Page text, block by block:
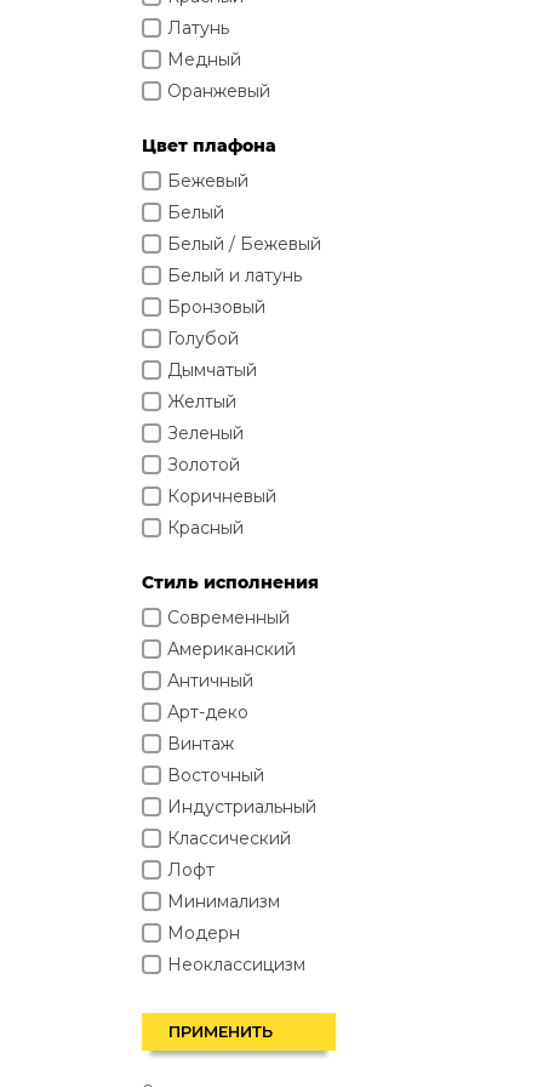
Подбор, производство и комплектация по вашему дизайн-проекту
Все категории товаров
Латунь
Медный
Оранжевый
Разные цвета
Розовое золото
Розовый
Светлое дерево
Серый
Синий
Темное дерево
Хром
Черный
Цвет плафона
Бежевый
Белый
Белый / Бежевый
Белый и латунь
Бронзовый
Голубой
Дымчатый
Желтый
Зеленый
Золотой
Коричневый
Красный
Медный
Нет плафона
Оранжевый
Прозрачный
Прозрачный и
белый
Разноцветный
Разные цвета
Розовое золото
Розовый
Светлое дерево
Серебряный
Серый
Фиолетовый
Хром
Стиль исполнения
Cовременный
Американский
Античный
Арт-деко
Винтаж
Восточный
Индустриальный
Классический
Лофт
Минимализм
Модерн
Неоклассицизм
Ретро
Скандинавский
ПРИМЕНИТЬ